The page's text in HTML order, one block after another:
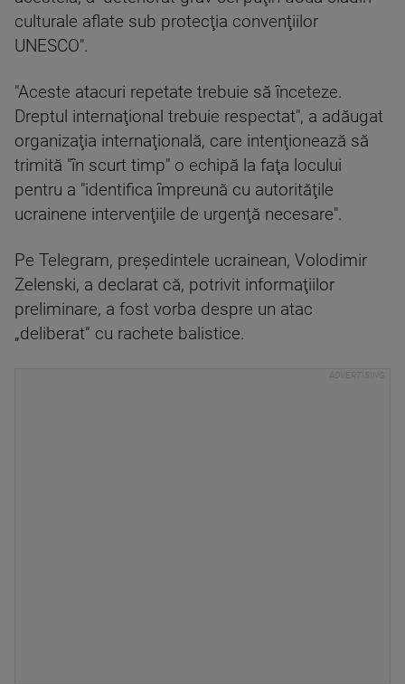
culturale aflate sub protecţia convenţiilor
UNESCO".
"Aceste atacuri repetate trebuie să înceteze.
Dreptul internaţional trebuie respectat", a adăugat
organizaţia internaţională, care intenţionează să
trimită "în scurt timp" o echipă la faţa locului
pentru a "identifica împreună cu autorităţile
ucrainene intervenţiile de urgenţă necesare".
Pe Telegram, preşedintele ucrainean, Volodimir
Zelenski, a declarat că, potrivit informaţiilor
preliminare, a fost vorba despre un atac
„deliberat” cu rachete balistice.